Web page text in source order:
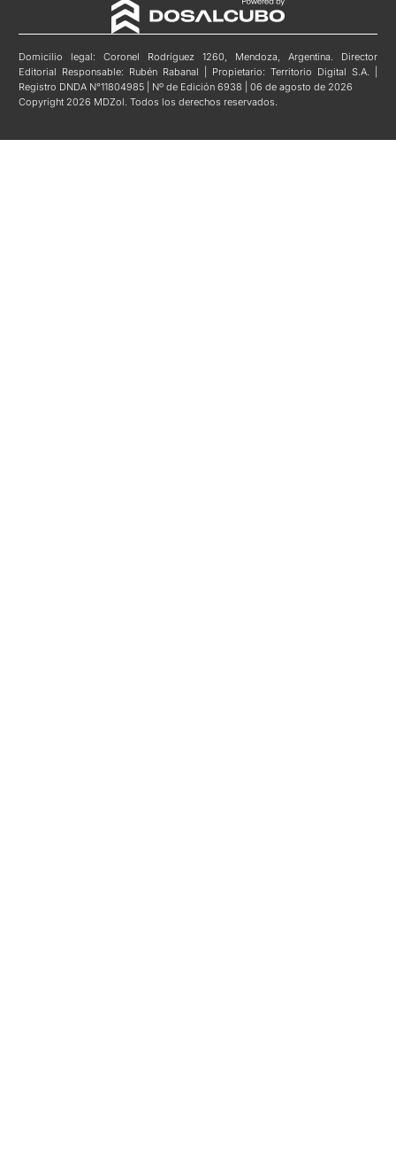
Domicilio legal: Coronel Rodríguez 1260, Mendoza, Argentina. Director
Editorial Responsable: Rubén Rabanal | Propietario: Territorio Digital S.A. |
Registro DNDA N°11804985 | Nº de Edición 6938 | 06 de agosto de 2026
Copyright 2026 MDZol. Todos los derechos reservados.